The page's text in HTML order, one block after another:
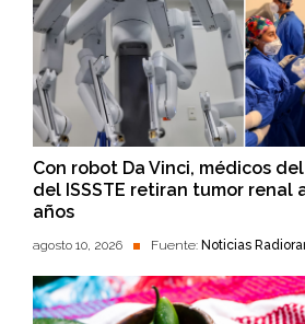
Con robot Da Vinci, médicos del
del ISSSTE retiran tumor renal
años
agosto 10, 2026 Fuente: Noticias